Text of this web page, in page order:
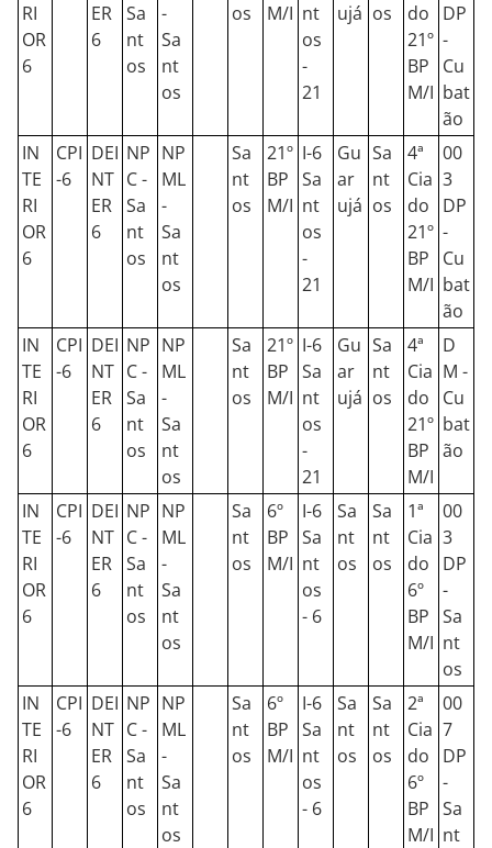
RI
OR
6
ER
6
Sa
nt
os
-
Sa
nt
os
os
M/I nt
os
-
21
ujá os
do
21º
BP
M/I
DP
-
Cu
bat
ão
IN
TE
RI
OR
6
CPI
-6
DEI
NT
ER
6
NP
C -
Sa
nt
os
NP
ML
-
Sa
nt
os
Sa
nt
os
21º
BP
M/I
I-6
Sa
nt
os
-
21
Gu
ar
ujá
Sa
nt
os
4ª
Cia
do
21º
BP
M/I
00
3
DP
-
Cu
bat
ão
IN
TE
RI
OR
6
CPI
-6
DEI
NT
ER
6
NP
C -
Sa
nt
os
NP
ML
-
Sa
nt
os
Sa
nt
os
21º
BP
M/I
I-6
Sa
nt
os
-
21
Gu
ar
ujá
Sa
nt
os
4ª
Cia
do
21º
BP
M/I
D
M -
Cu
bat
ão
IN
TE
RI
OR
6
CPI
-6
DEI
NT
ER
6
NP
C -
Sa
nt
os
NP
ML
-
Sa
nt
os
Sa
nt
os
6º
BP
M/I
I-6
Sa
nt
os
- 6
Sa
nt
os
Sa
nt
os
1ª
Cia
do
6º
BP
M/I
00
3
DP
-
Sa
nt
os
IN
TE
RI
OR
6
CPI
-6
DEI
NT
ER
6
NP
C -
Sa
nt
os
NP
ML
-
Sa
nt
os
Sa
nt
os
6º
BP
M/I
I-6
Sa
nt
os
- 6
Sa
nt
os
Sa
nt
os
2ª
Cia
do
6º
BP
M/I
00
7
DP
-
Sa
nt